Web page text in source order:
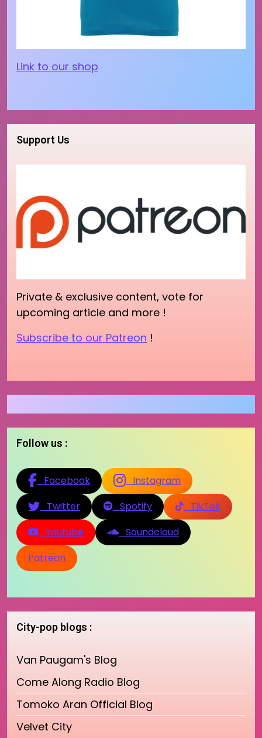
Link to our shop
Support Us
Private & exclusive content, vote for
upcoming article and more !
Subscribe to our Patreon !
Follow us :
Facebook
Instagram
Twitter
Spotify
TikTok
Youtube
Soundcloud
Patreon
City-pop blogs :
Van Paugam's Blog
Come Along Radio Blog
Tomoko Aran Official Blog
Velvet City